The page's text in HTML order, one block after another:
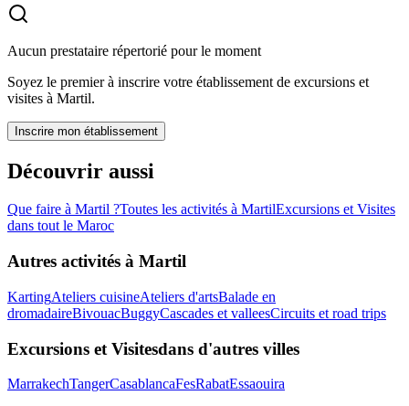
Aucun prestataire répertorié pour le moment
Soyez le premier à inscrire votre établissement de excursions et
visites à Martil.
Inscrire mon établissement
Découvrir aussi
Que faire à Martil ?Toutes les activités à MartilExcursions et Visites
dans tout le Maroc
Autres activités à Martil
KartingAteliers cuisineAteliers d'artsBalade en
dromadaireBivouacBuggyCascades et valleesCircuits et road trips
Excursions et Visitesdans d'autres villes
MarrakechTangerCasablancaFesRabatEssaouira